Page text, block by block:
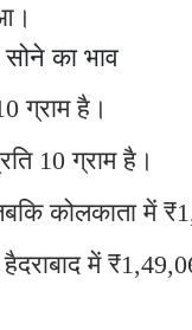
का भाव
ग्राम है।
10 ग्राम है।
कोलकाता में
में